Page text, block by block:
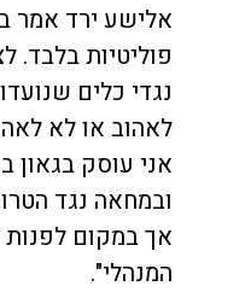
אלישע ירד אמר
פוליטיות בלבד.
נגדי כלים
לאהוב או לא
אני עוסק
ובמחאה נגד
אך במקום
המנהלי".